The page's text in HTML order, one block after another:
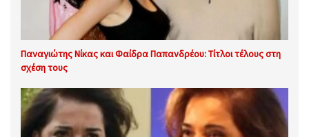
Παναγιώτης Νίκας και Φαίδρα Παπανδρέου: Τίτλοι τέλους στη
σχέση τους